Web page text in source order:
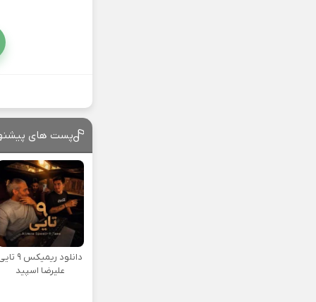
پست های
دانلود ریمیکس ۹
علیرضا اسپید